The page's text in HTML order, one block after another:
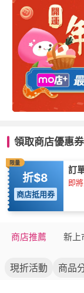
領取商店優惠券
限量
折$8
商店抵用券
訂
即
商店推薦 新上
現折活動 商品